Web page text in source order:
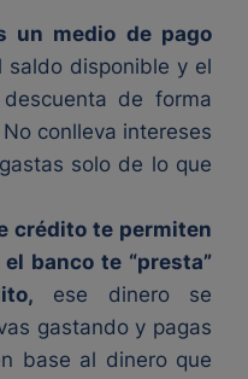
un medio de pago
saldo disponible y el
de forma
conlleva intereses
solo de lo que
crédito te permiten
banco te “presta”
ese dinero se
gastando y pagas
base al dinero que